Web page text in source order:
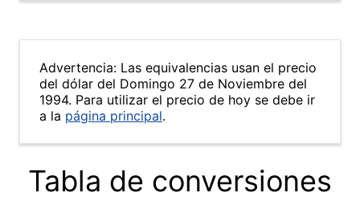
Advertencia: Las equivalencias usan el precio
del dólar del Domingo 27 de Noviembre del
1994. Para utilizar el precio de hoy se debe ir
a la página principal.
Tabla de conversiones